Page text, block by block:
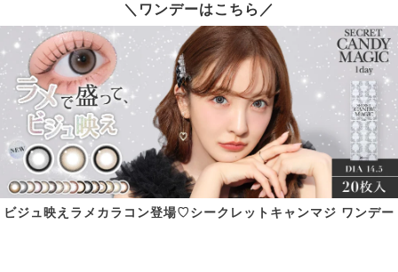
＼ワンデーはこちら／
ビジュ映えラメカラコン登場♡シークレットキャンマジ ワンデー